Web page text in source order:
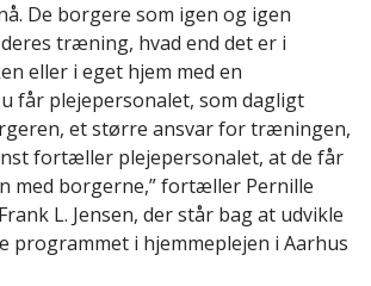
De borgere som igen og igen
træning, hvad end det er i
eller i eget hjem med en
får plejepersonalet, som dagligt
et større ansvar for træningen,
fortæller plejepersonalet, at de får
med borgerne,” fortæller Pernille
L. Jensen, der står bag at udvikle
programmet i hjemmeplejen i Aarhus